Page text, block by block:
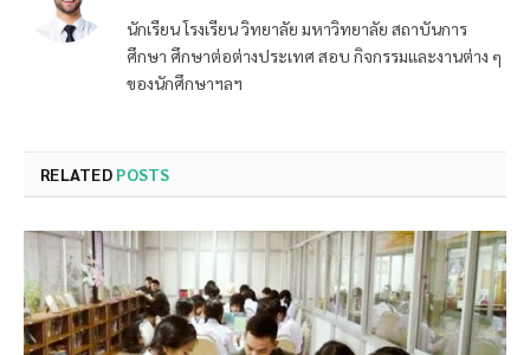
นักเรียน โรงเรียน วิทยาลัย มหาวิทยาลัย สถาบันการ
ศึกษา ศึกษาต่อต่างประเทศ สอบ กิจกรรมและงานต่าง ๆ
ของนักศึกษาฯลฯ
RELATED POSTS